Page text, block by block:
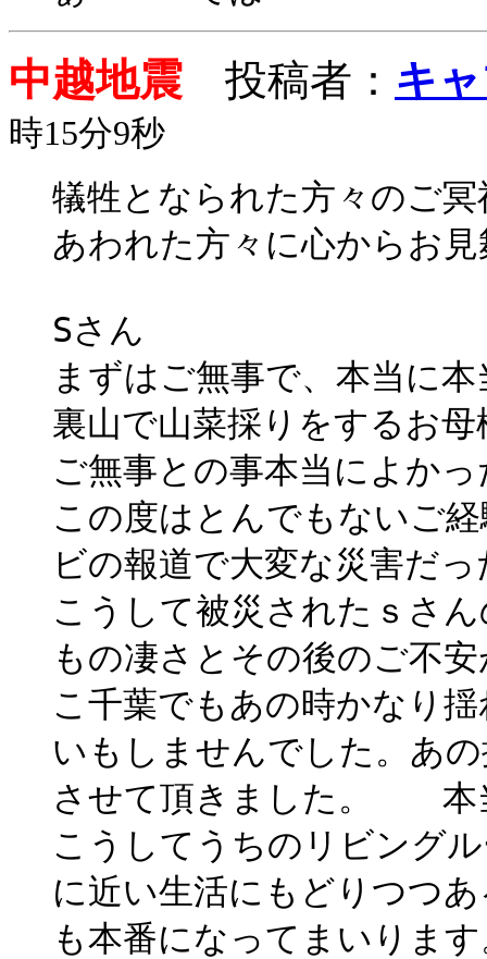
中越地震 投稿者： キ
時15分9秒
犠牲となられた方々のご
あわれた方々に心からお
Sさん
まずはご無事で、本当に
裏山で山菜採りをするお
ご無事との事本当によかっ
この度はとんでもないご
ビの報道で大変な災害だ
こうして被災されたｓさ
もの凄さとその後のご不
こ千葉でもあの時かなり
いもしませんでした。あ
させて頂きました。 本
こうしてうちのリビング
に近い生活にもどりつつ
も本番になってまいりま